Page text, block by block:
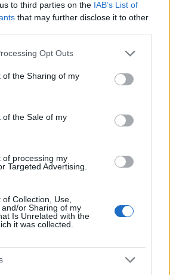
to third parties on the IAB’s List of
that may further disclose it to other
app uses one or more Google
or usage behaviour. You may click to
to Google and its third-party tags to
specified purposes in below Google
Opt Outs
of the Sharing of my
of the Sale of my
of processing my
Targeted Advertising.
Collection, Use,
or Sharing of my
Is Unrelated with the
it was collected.
clamoroso in casa Fortnite. In arrivo
con l’universo di dragon ball.
creatore dello
fumetto. Kazuki Takahashi, creatore